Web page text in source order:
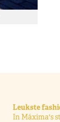
Leukste
In Máxima's